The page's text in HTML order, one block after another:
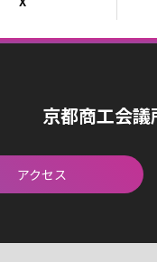
京都商工会議
アクセス